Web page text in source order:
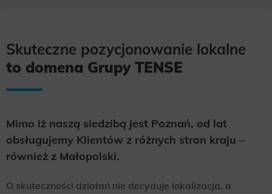
Skuteczne pozycjonowanie lokalne
to domena Grupy TENSE
Mimo iż naszą siedzibą jest Poznań, od lat
obsługujemy Klientów z różnych stron kraju –
również z Małopolski.
O skuteczności działań nie decyduje lokalizacja, a